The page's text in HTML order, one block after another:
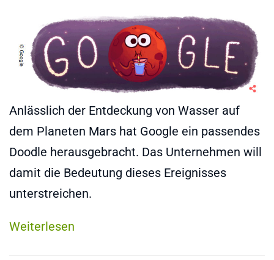
Anlässlich der Entdeckung von Wasser auf
dem Planeten Mars hat Google ein passendes
Doodle herausgebracht. Das Unternehmen will
damit die Bedeutung dieses Ereignisses
unterstreichen.
Weiterlesen